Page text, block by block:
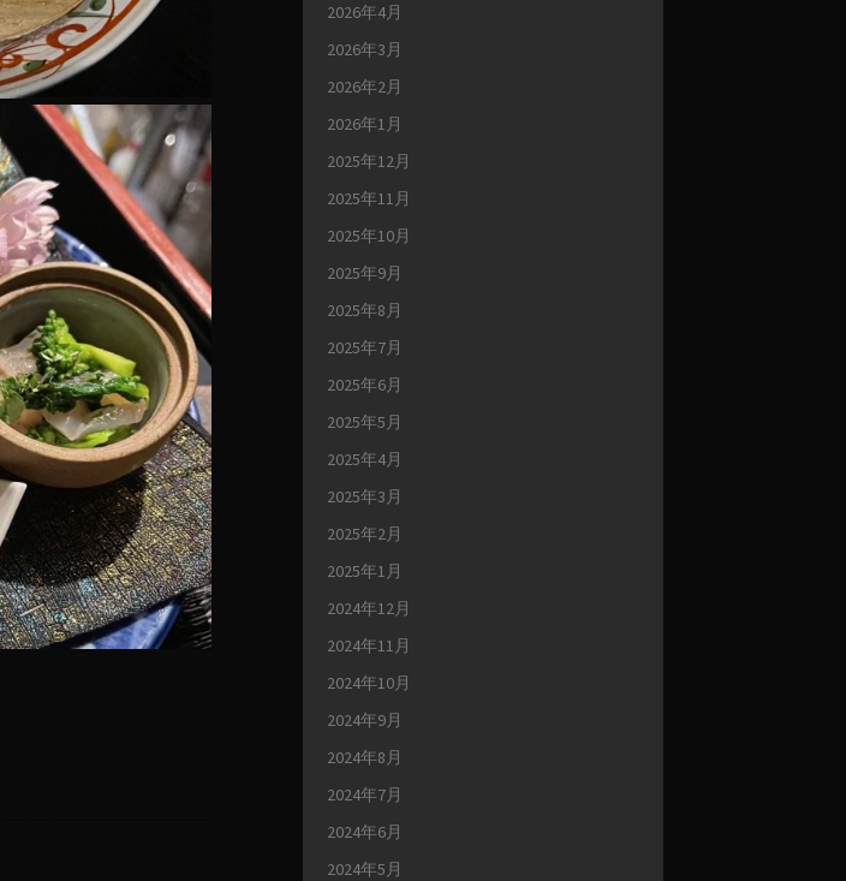
2026年4月
2026年3月
2026年2月
2026年1月
2025年12月
2025年11月
2025年10月
2025年9月
2025年8月
2025年7月
2025年6月
2025年5月
2025年4月
2025年3月
2025年2月
2025年1月
2024年12月
2024年11月
2024年10月
2024年9月
2024年8月
2024年7月
2024年6月
2024年5月